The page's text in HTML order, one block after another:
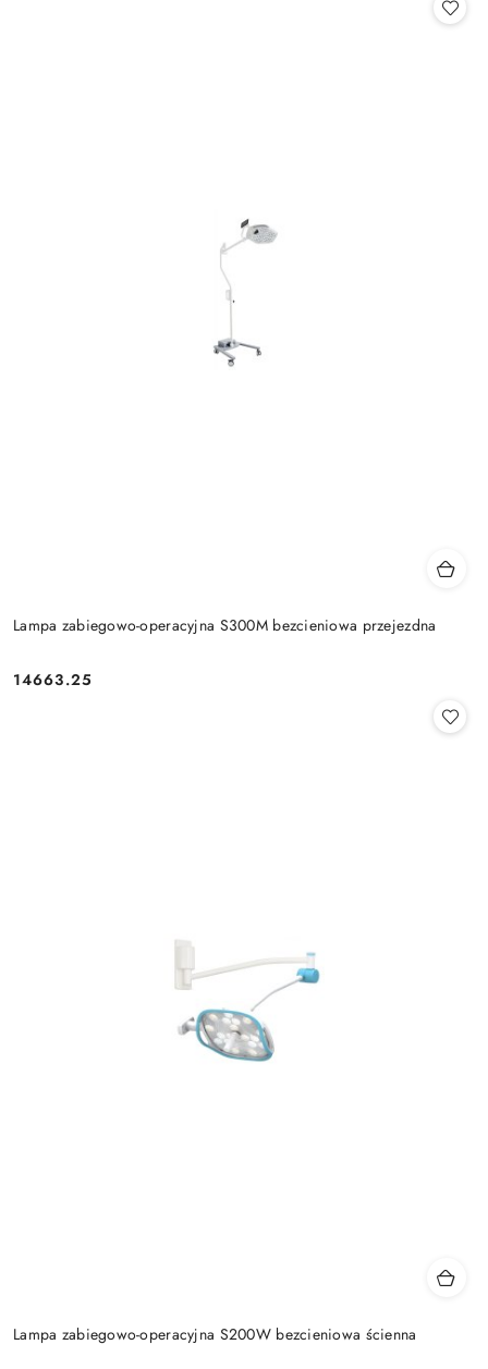
Lampa zabiegowo-operacyjna S300M bezcieniowa przejezdna
Cena:
14663.25
Lampa zabiegowo-operacyjna S200W bezcieniowa ścienna